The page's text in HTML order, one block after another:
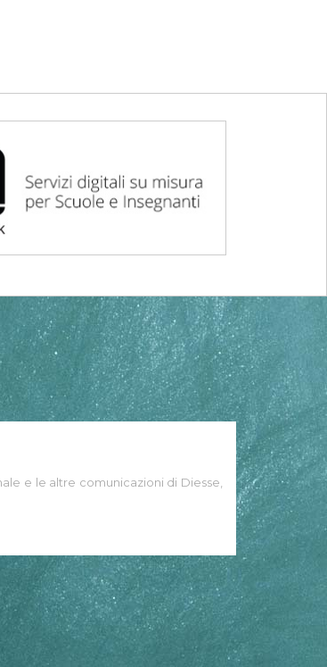
e le altre comunicazioni di Diesse,